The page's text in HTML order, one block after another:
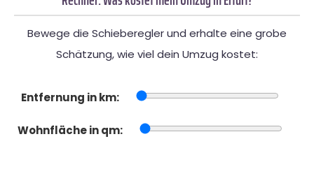
Bewege die Schieberegler und erhalte eine grobe
Schätzung, wie viel dein Umzug kostet:
Entfernung in km:
Wohnfläche in qm: